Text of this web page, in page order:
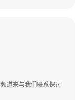
道来与我们联系探讨